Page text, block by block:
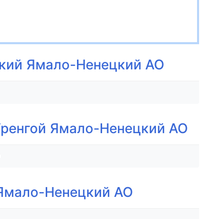
Ямало-Ненецкий АО
Ямало-Ненецкий АО
Ненецкий АО